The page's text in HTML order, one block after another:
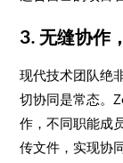
3. 无缝协作
现代技术团队绝
切协同是常态。
作，不同职能成
传文件，实现协